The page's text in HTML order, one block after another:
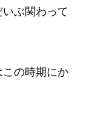
ぶ関わって
の時期にか